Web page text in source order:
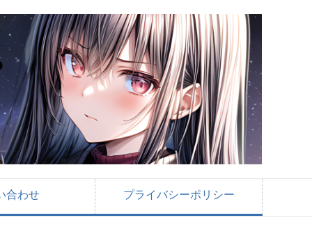
合わせ プライバシーポリシー